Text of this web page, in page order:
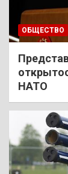
ОБЩЕСТВО
НАТО